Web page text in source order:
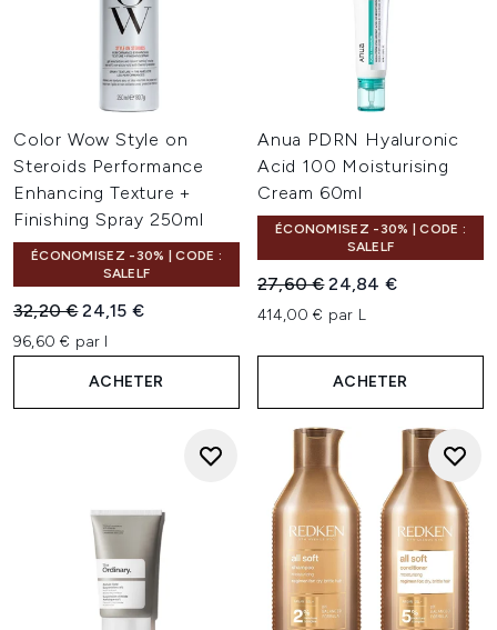
Color Wow Style on
Steroids Performance
Enhancing Texture +
Finishing Spray 250ml
ÉCONOMISEZ -30% | CODE :
SALELF
Prix de vente :
32,20 €Prix ​​actuel :
24,15 €
96,60 € par l
ACHETER
Anua PDRN Hyaluronic
Acid 100 Moisturising
Cream 60ml
ÉCONOMISEZ -30% | CODE :
SALELF
Prix de vente :
27,60 €Prix ​​actuel :
24,84 €
414,00 € par L
ACHETER